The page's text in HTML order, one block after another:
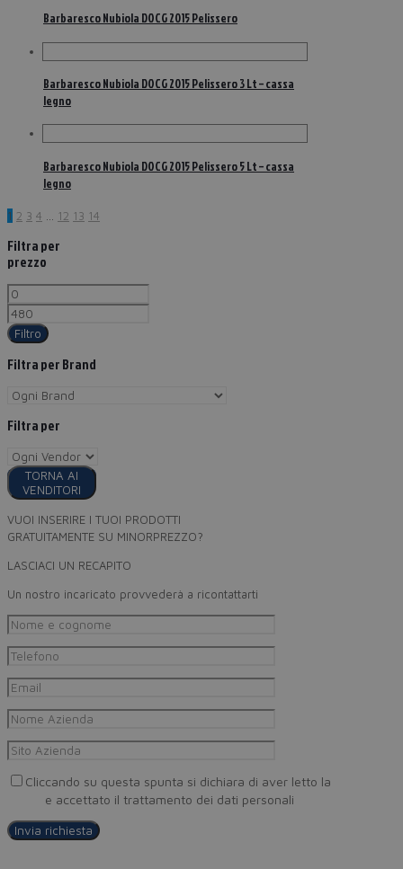
Barbaresco Nubiola DOCG 2015 Pelissero
Barbaresco Nubiola DOCG 2015 Pelissero 3 Lt – cassa
legno
Barbaresco Nubiola DOCG 2015 Pelissero 5 Lt – cassa
legno
1 2 3 4 12 13 14
Filtra per
prezzo
Filtro
Filtra per Brand
Filtra per
TORNA AI
VENDITORI
VUOI INSERIRE I TUOI PRODOTTI
GRATUITAMENTE SU MINORPREZZO?
LASCIACI UN RECAPITO
Un nostro incaricato provvederà a ricontattarti
Cliccando su questa spunta si dichiara di aver letto la
e accettato il trattamento dei dati personali